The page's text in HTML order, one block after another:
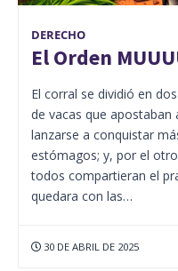
DERECHO
El Orden
El corral se dividió en
de vacas que apostaban
lanzarse a conquistar
estómagos; y, por el
todos compartieran el
quedara con las…
30 DE ABRIL DE 2025